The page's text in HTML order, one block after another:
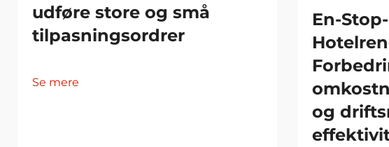
udføre store og små
tilpasningsordrer
Se mere
En-
og